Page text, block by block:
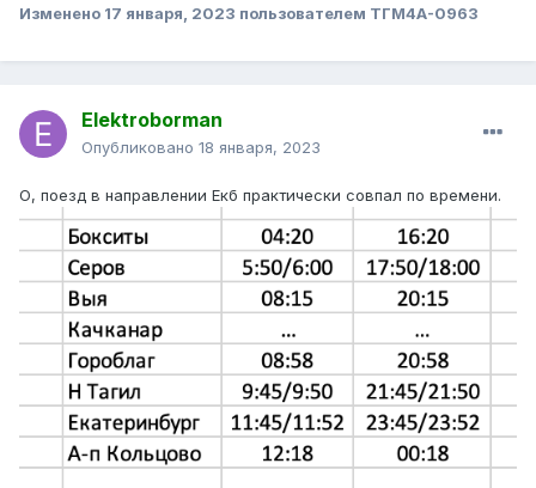
Изменено 17 января, 2023 пользователем ТГМ4А-0963
Elektroborman
Опубликовано 18 января, 2023
О, поезд в направлении Екб практически совпал по времени.